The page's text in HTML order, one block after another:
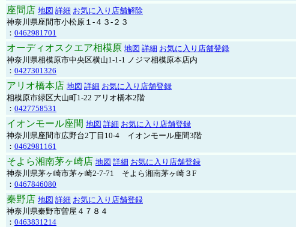
座間店 地図 詳細 お気に入り店舗解除
神奈川県座間市小松原１-４３-２３
： 0462981701
オーディオスクエア相模原 地図 詳細 お気に入り店舗登録
神奈川県相模原市中央区横山1-1-1 ノジマ相模原本店内
： 0427301326
アリオ橋本店 地図 詳細 お気に入り店舗登録
相模原市緑区大山町1-22 アリオ橋本2階
： 0427758531
イオンモール座間 地図 詳細 お気に入り店舗登録
神奈川県座間市広野台2丁目10-4 イオンモール座間3階
： 0462981161
そよら湘南茅ヶ崎店 地図 詳細 お気に入り店舗登録
神奈川県茅ヶ崎市茅ヶ崎2‐7‐71 そよら湘南茅ヶ崎３F
： 0467846080
秦野店 地図 詳細 お気に入り店舗登録
神奈川県秦野市曽屋４７８４
： 0463831214